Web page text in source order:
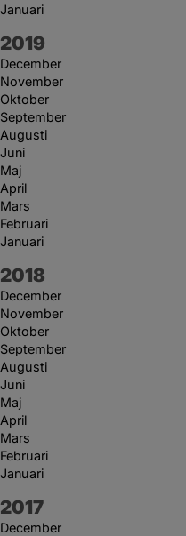
Januari
År:
2019
December
November
Oktober
September
Augusti
Juni
Maj
April
Mars
Februari
Januari
År:
2018
December
November
Oktober
September
Augusti
Juni
Maj
April
Mars
Februari
Januari
År:
2017
December